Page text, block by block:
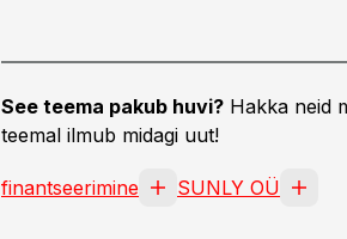
See teema pakub huvi? Hakka neid
teemal ilmub midagi uut!
finantseerimine SUNLY OÜ